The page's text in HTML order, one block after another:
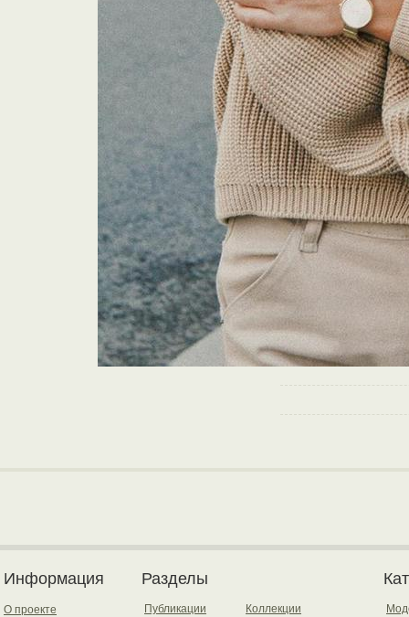
Информация
О проекте
Разделы
Публикации
Коллекции